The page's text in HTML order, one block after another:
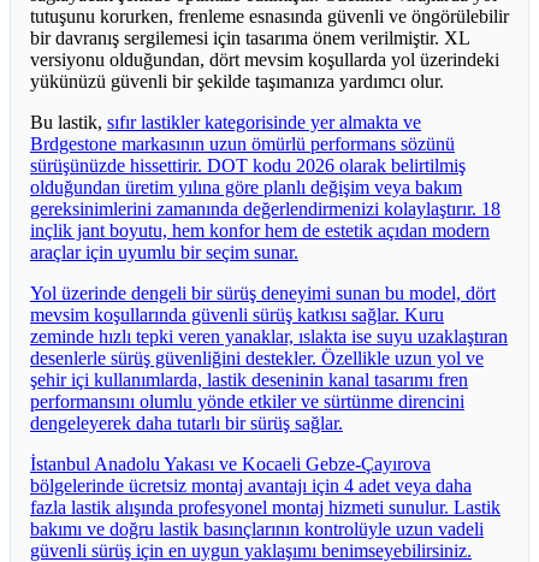
tutuşunu korurken, frenleme esnasında güvenli ve öngörülebilir
bir davranış sergilemesi için tasarıma önem verilmiştir. XL
versiyonu olduğundan, dört mevsim koşullarda yol üzerindeki
yükünüzü güvenli bir şekilde taşımanıza yardımcı olur.
Bu lastik, sıfır lastikler kategorisinde yer almakta ve
Brdgestone markasının uzun ömürlü performans sözünü
sürüşünüzde hissettirir. DOT kodu 2026 olarak belirtilmiş
olduğundan üretim yılına göre planlı değişim veya bakım
gereksinimlerini zamanında değerlendirmenizi kolaylaştırır. 18
inçlik jant boyutu, hem konfor hem de estetik açıdan modern
araçlar için uyumlu bir seçim sunar.
Yol üzerinde dengeli bir sürüş deneyimi sunan bu model, dört
mevsim koşullarında güvenli sürüş katkısı sağlar. Kuru
zeminde hızlı tepki veren yanaklar, ıslakta ise suyu uzaklaştıran
desenlerle sürüş güvenliğini destekler. Özellikle uzun yol ve
şehir içi kullanımlarda, lastik deseninin kanal tasarımı fren
performansını olumlu yönde etkiler ve sürtünme direncini
dengeleyerek daha tutarlı bir sürüş sağlar.
İstanbul Anadolu Yakası ve Kocaeli Gebze-Çayırova
bölgelerinde ücretsiz montaj avantajı için 4 adet veya daha
fazla lastik alışında profesyonel montaj hizmeti sunulur. Lastik
bakımı ve doğru lastik basınçlarının kontrolüyle uzun vadeli
güvenli sürüş için en uygun yaklaşımı benimseyebilirsiniz.